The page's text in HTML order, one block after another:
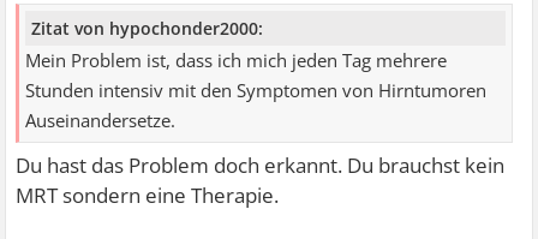
Zitat von hypochonder2000:
Mein Problem ist, dass ich mich jeden Tag mehrere
Stunden intensiv mit den Symptomen von Hirntumoren
Auseinandersetze.
Du hast das Problem doch erkannt. Du brauchst kein
MRT sondern eine Therapie.